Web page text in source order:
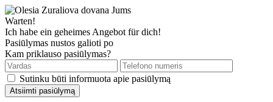
Warten!
Ich habe ein geheimes Angebot für dich!
Pasiūlymas nustos galioti po
Kam priklauso pasiūlymas?
Sutinku būti informuota apie pasiūlymą